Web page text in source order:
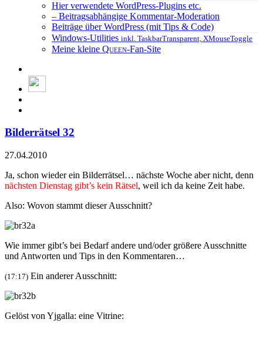
Hier verwendete WordPress-Plugins etc.
– Beitragsabhängige Kommentar-Moderation
Beiträge über WordPress (mit Tips & Code)
Windows-Utilities inkl. TaskbarTransparent, XMouseToggle
Meine kleine Queen-Fan-Site
Bilderrätsel 32
27.04.2010
Ja, schon wieder ein Bilderrätsel… nächste Woche aber nicht, denn
nächsten Dienstag gibt’s kein Rätsel, weil ich da keine Zeit habe.
Also: Wovon stammt dieser Ausschnitt?
Wie immer gibt’s bei Bedarf andere und/oder größere Ausschnitte
und Antworten und Tips in den Kommentaren…
(17:17) Ein anderer Ausschnitt:
Gelöst von Yjgalla: eine Vitrine: